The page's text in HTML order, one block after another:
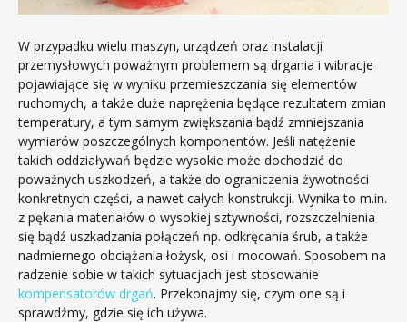
W przypadku wielu maszyn, urządzeń oraz instalacji
przemysłowych poważnym problemem są drgania i wibracje
pojawiające się w wyniku przemieszczania się elementów
ruchomych, a także duże naprężenia będące rezultatem zmian
temperatury, a tym samym zwiększania bądź zmniejszania
wymiarów poszczególnych komponentów. Jeśli natężenie
takich oddziaływań będzie wysokie może dochodzić do
poważnych uszkodzeń, a także do ograniczenia żywotności
konkretnych części, a nawet całych konstrukcji. Wynika to m.in.
z pękania materiałów o wysokiej sztywności, rozszczelnienia
się bądź uszkadzania połączeń np. odkręcania śrub, a także
nadmiernego obciążania łożysk, osi i mocowań. Sposobem na
radzenie sobie w takich sytuacjach jest stosowanie
kompensatorów drgań. Przekonajmy się, czym one są i
sprawdźmy, gdzie się ich używa.